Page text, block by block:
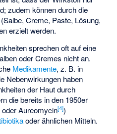
zudem können durch die
(Salbe, Creme, Paste, Lösung,
erzielt werden.
sprechen oft auf eine
oder Cremes nicht an.
Medikamente, z. B. in
Nebenwirkungen haben
der Haut durch
die bereits in den 1950er
oderAureomycin[4])
oder ähnlichen Mitteln.